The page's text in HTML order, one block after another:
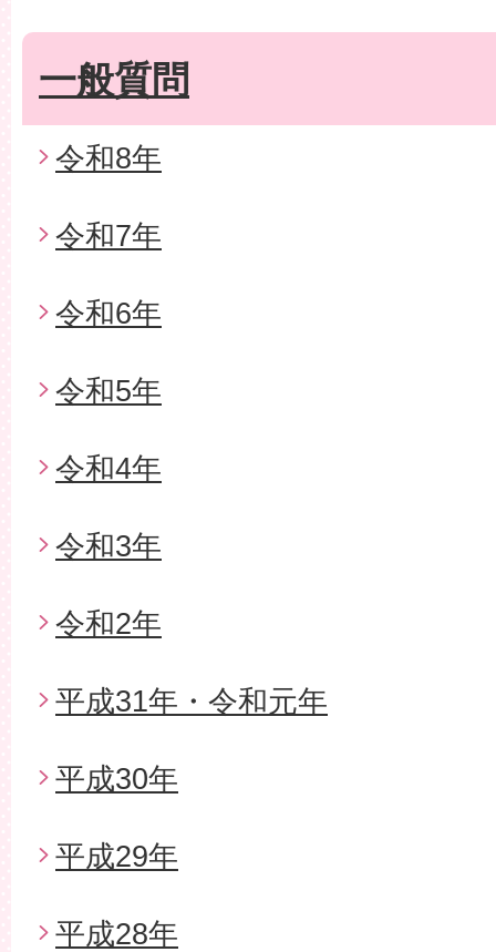
一般質問
令和8年
令和7年
令和6年
令和5年
令和4年
令和3年
令和2年
平成31年・令和元年
平成30年
平成29年
平成28年